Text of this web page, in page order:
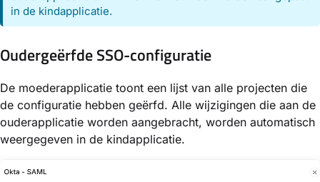
in de kindapplicatie.
Oudergeërfde SSO-configuratie
De moederapplicatie toont een lijst van alle projecten die
de configuratie hebben geërfd. Alle wijzigingen die aan de
ouderapplicatie worden aangebracht, worden automatisch
weergegeven in de kindapplicatie.